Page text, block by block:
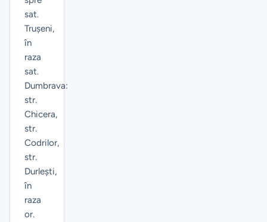
sat.
Trușeni,
în
raza
sat.
Dumbrava:
str.
Chicera,
str.
Codrilor,
str.
Durlești,
în
raza
or.